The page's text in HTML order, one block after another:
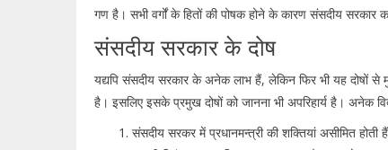
गण है। सभी वर्गों के हितों की पोषक होने के कारण संसदीय सरकार का
संसदीय सरकार के दोष
यद्यपि संसदीय सरकार के अनेक लाभ हैं, लेकिन फिर भी यह
है। इसलिए इसके प्रमुख दोषों को जानना भी अपरिहार्य है। अनेक
संसदीय सरकर में प्रधानमन्त्री की शक्तियां असीमित